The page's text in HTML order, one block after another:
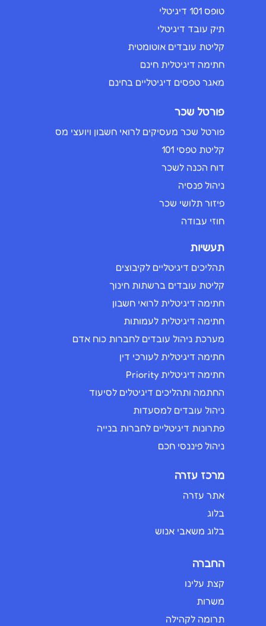
טופס 101 דיגיטלי
תיק עובד דיגיטלי
קליטת עובדים אוטומטית
חתימה דיגיטלית חינם
מאגר טפסים דיגיטליים בחינם
פורטל שכר
פורטל שכר מעסיקים לרואי חשבון ויועצי מס
קליטת טפסי 101
דוח הכנה לשכר
ניהול פנסיה
פיזור תלושי שכר
חוזי עבודה
תעשיות
תהליכים דיגיטליים לקיבוצים
קליטת עובדים ברשתות חינוך
חתימה דיגיטלית לרואי חשבון
חתימה דיגיטלית לעמותות
מערכת ניהול עובדים לחברות כוח אדם
חתימה דיגיטלית לעורכי דין
חתימה דיגיטלית Priority
החתמה ותהליכים דיגיטלים לסיעוד
ניהול עובדים למסעדות
פתרונות דיגיטליים לחברות בנייה
ניהול פיננסי חכם
מרכז עזרה
אתר עזרה
בלוג
בלוג משאבי אנוש
החברה
קצת עלינו
משרות
תרומה לקהילה